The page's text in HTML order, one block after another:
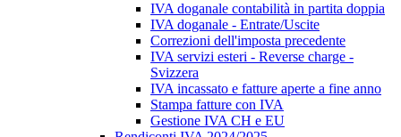
IVA doganale contabilità in partita doppia
IVA doganale - Entrate/Uscite
Correzioni dell'imposta precedente
IVA servizi esteri - Reverse charge -
Svizzera
IVA incassato e fatture aperte a fine anno
Stampa fatture con IVA
Gestione IVA CH e EU